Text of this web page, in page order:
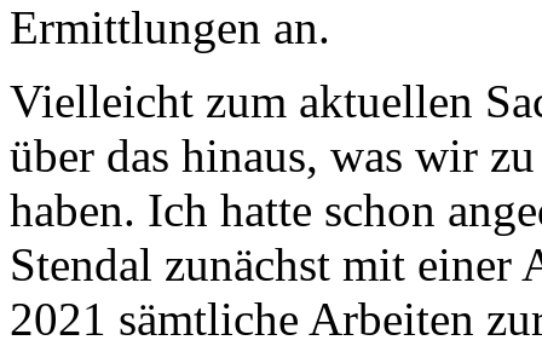
Ermittlungen an.
Vielleicht zum aktuellen
über das hinaus, was wir
haben. Ich hatte schon
Stendal zunächst mit
2021 sämtliche Arbeiten